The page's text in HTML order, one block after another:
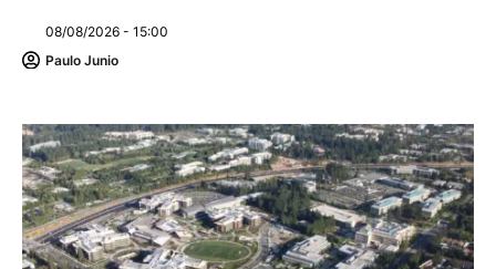
08/08/2026 - 15:00
Paulo Junio